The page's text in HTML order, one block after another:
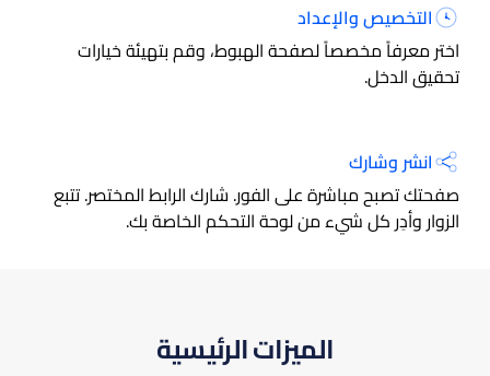
التخصيص والإعداد
اختر معرفاً مخصصاً لصفحة الهبوط، وقم بتهيئة خيارات
تحقيق الدخل.
انشر وشارك
صفحتك تصبح مباشرة على الفور. شارك الرابط المختصر. تتبع
الزوار وأدِر كل شيء من لوحة التحكم الخاصة بك.
الميزات الرئيسية